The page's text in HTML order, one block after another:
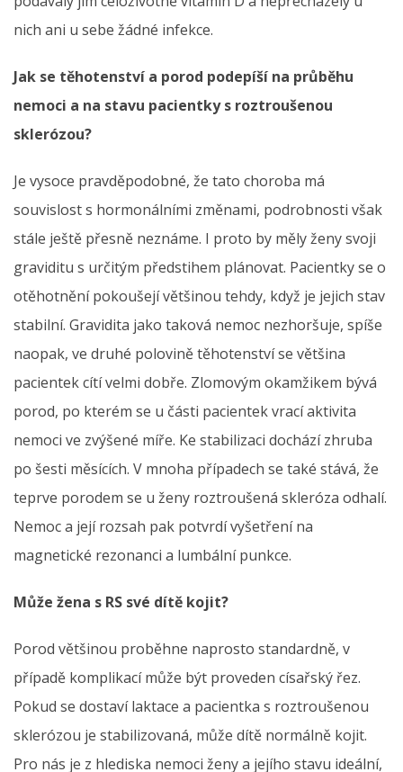
nich ani u sebe žádné infekce.
Jak se těhotenství a porod podepíší na průběhu
nemoci a na stavu pacientky s roztroušenou
sklerózou?
Je vysoce pravděpodobné, že tato choroba má
souvislost s hormonálními změnami, podrobnosti však
stále ještě přesně neznáme. I proto by měly ženy svoji
graviditu s určitým předstihem plánovat. Pacientky se o
otěhotnění pokoušejí většinou tehdy, když je jejich stav
stabilní. Gravidita jako taková nemoc nezhoršuje, spíše
naopak, ve druhé polovině těhotenství se většina
pacientek cítí velmi dobře. Zlomovým okamžikem bývá
porod, po kterém se u části pacientek vrací aktivita
nemoci ve zvýšené míře. Ke stabilizaci dochází zhruba
po šesti měsících. V mnoha případech se také stává, že
teprve porodem se u ženy roztroušená skleróza odhalí.
Nemoc a její rozsah pak potvrdí vyšetření na
magnetické rezonanci a lumbální punkce.
Může žena s RS své dítě kojit?
Porod většinou proběhne naprosto standardně, v
případě komplikací může být proveden císařský řez.
Pokud se dostaví laktace a pacientka s roztroušenou
sklerózou je stabilizovaná, může dítě normálně kojit.
Pro nás je z hlediska nemoci ženy a jejího stavu ideální,